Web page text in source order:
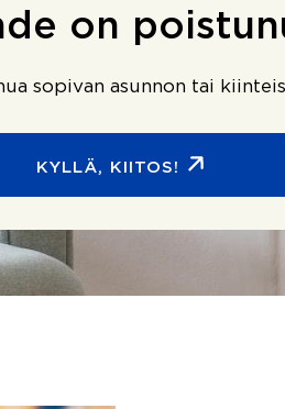
on
sopivan asunnon tai
KYLLÄ, KIITOS!